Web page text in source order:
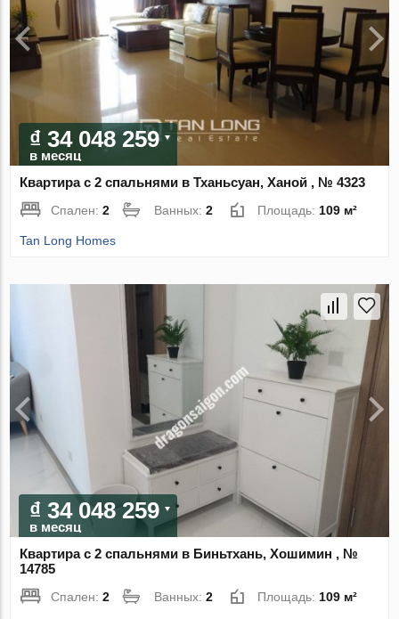
₫ 34 048 259
в месяц
Квартира с 2 спальнями в Тханьсуан, Ханой , № 4323
Спален:2 Ванных:2 Площадь:109 м²
Tan Long Homes
₫ 34 048 259
в месяц
Квартира с 2 спальнями в Биньтхань, Хошимин , №
14785
Спален:2 Ванных:2 Площадь: 109 м²